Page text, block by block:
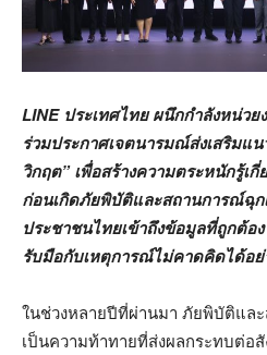
LINE ประเทศไทย ผนึกกำลังหน่ว
ร่วมประกาศเจตนารมณ์ส่งเสริมแ
วิกฤต” เพื่อสร้างความตระหนักรู้เ
ก่อนเกิดภัยพิบัติและสถานการณ์ฉุ
ประชาชนไทยเข้าถึงข้อมูลที่ถูกต้อ
รับมือกับเหตุการณ์ไม่คาดคิดได้อ
ในช่วงหลายปีที่ผ่านมา ภัยพิบัติแล
เป็นความท้าทายที่ส่งผลกระทบต่อ